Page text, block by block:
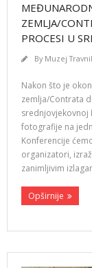
ZEMLJA/
PROCESI U
By Muzej
Nakon što je
zemlja/Contrata
srednjovjekovnoj
fotografije na
Konferencije
organizatori,
zanimljivim
Opširnije